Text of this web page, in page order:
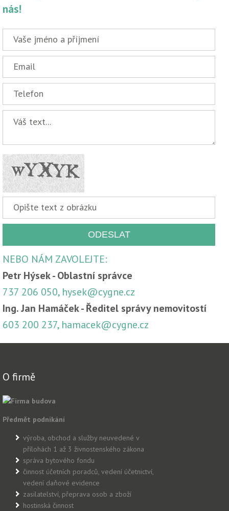
nás!
NEBO NÁM ZAVOLEJTE:
Petr Hýsek - Oblastní správce
737 206 050, hysek@cygne.cz
Ing. Jan Hamáček - Ředitel správy nemovitostí
603 200 237, hamacek@cygne.cz
O firmě
Předmět podnikání
výroba, obchod a služby neuvedené v
přílohách 1 až 3 živnostenského zákona
správa bytového fondu
činnost účetních poradců, vedení účetnictví,
vedení daňové evidence
zasilatelství, přeprava osob a zboží
hostinská činnost